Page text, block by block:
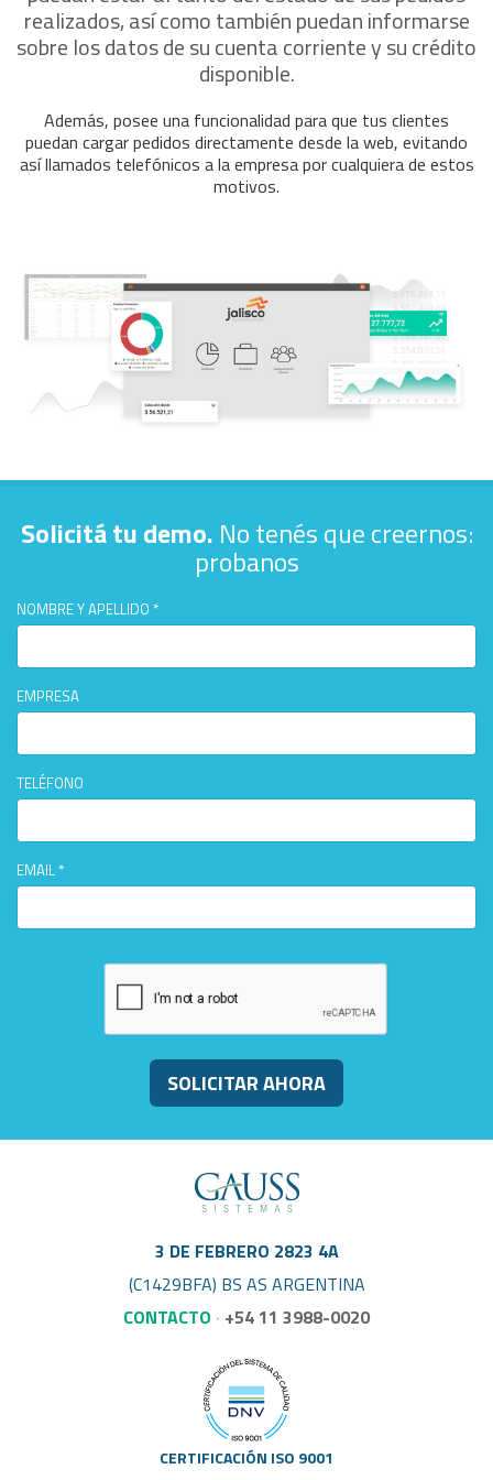
realizados, así como también puedan informarse
sobre los datos de su cuenta corriente y su crédito
disponible.
Además, posee una funcionalidad para que tus clientes
puedan cargar pedidos directamente desde la web, evitando
así llamados telefónicos a la empresa por cualquiera de estos
motivos.
Solicitá tu demo. No tenés que creernos:
probanos
NOMBRE Y APELLIDO *
EMPRESA
TELÉFONO
EMAIL *
SOLICITAR AHORA
3 DE FEBRERO 2823 4A
(C1429BFA) BS AS ARGENTINA
CONTACTO · +54 11 3988-0020
CERTIFICACIÓN ISO 9001